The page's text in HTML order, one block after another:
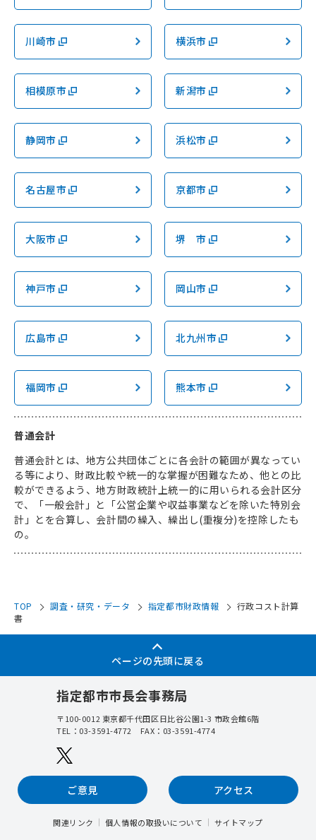
TOP 調査・研究・データ 指定都市財政情報
行政コスト計算
書
川崎市 横浜市
相模原市 新潟市
静岡市 浜松市
名古屋市 京都市
大阪市 堺 市
神戸市 岡山市
広島市 北九州市
福岡市 熊本市
普通会計
普通会計とは、地方公共団体ごとに各会計の範囲が異なってい
る等により、財政比較や統一的な掌握が困難なため、他との比
較ができるよう、地方財政統計上統一的に用いられる会計区分
で、「一般会計」と「公営企業や収益事業などを除いた特別会
計」とを合算し、会計間の繰入、繰出し(重複分)を控除したも
の。
ページの先頭に戻る
指定都市市長会事務局
〒100-0012 東京都千代田区日比谷公園1-3 市政会館6階
TEL： 03-3591-4772 FAX：03-3591-4774
ご意見 アクセス
関連リンク 個人情報の取扱いについて サイトマップ